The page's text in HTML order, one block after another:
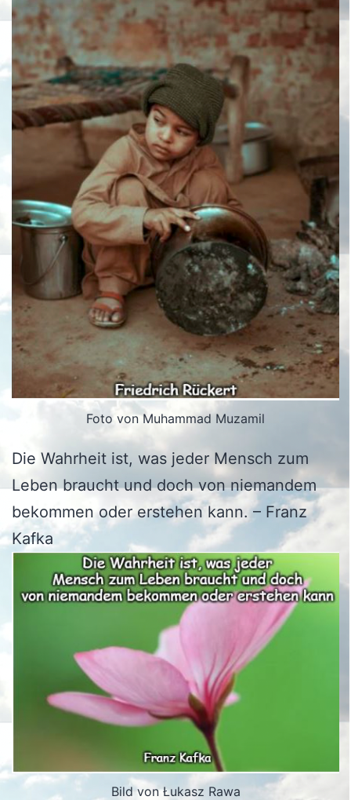
Foto von Muhammad Muzamil
Die Wahrheit ist, was jeder Mensch zum
Leben braucht und doch von niemandem
bekommen oder erstehen kann. – Franz
Kafka
Bild von Łukasz Rawa